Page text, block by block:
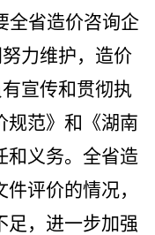
全省造价咨询企
力维护，造价
宣传和贯彻执
规范》和《湖南
和义务。全省造
件评价的情况，
足，进一步加强